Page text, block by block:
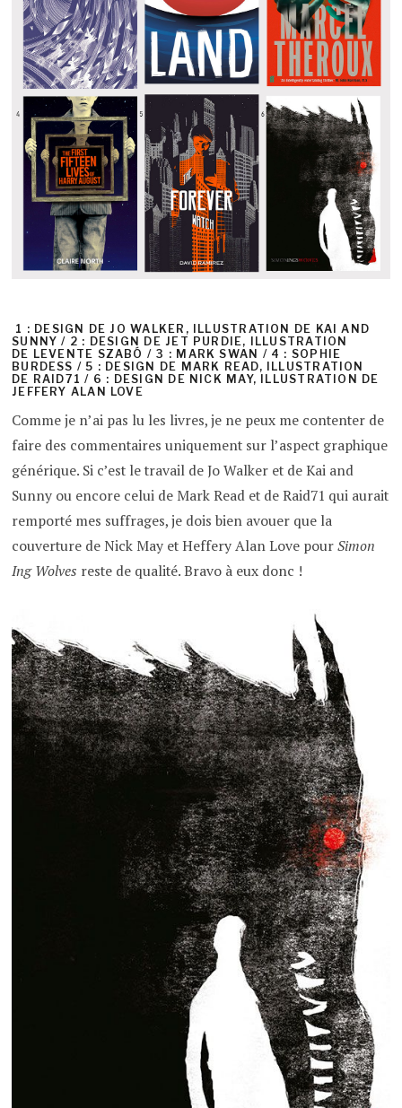
1 : DESIGN DE JO WALKER, ILLUSTRATION DE KAI AND
SUNNY / 2 : DESIGN DE JET PURDIE, ILLUSTRATION
DE LEVENTE SZABÓ / 3 : MARK SWAN / 4 : SOPHIE
BURDESS / 5 : DESIGN DE MARK READ, ILLUSTRATION
DE RAID71 / 6 : DESIGN DE NICK MAY, ILLUSTRATION DE
JEFFERY ALAN LOVE
Comme je n’ai pas lu les livres, je ne peux me contenter de
faire des commentaires uniquement sur l’aspect graphique
générique. Si c’est le travail de Jo Walker et de Kai and
Sunny ou encore celui de Mark Read et de Raid71 qui aurait
remporté mes suffrages, je dois bien avouer que la
couverture de Nick May et Heffery Alan Love pourSimon
Ing Wolves reste de qualité. Bravo à eux donc !